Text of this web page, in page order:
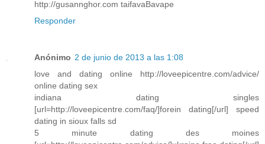
http://gusannghor.com taifavaBavape
Responder
Anónimo 2 de junio de 2013 a las 1:08
love and dating online http://loveepicentre.com/advice/
online dating sex
indiana dating singles
[url=http://loveepicentre.com/faq/]forein dating[/url] speed
dating in sioux falls sd
5 minute dating des moines